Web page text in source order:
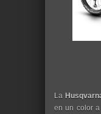
La
en un color